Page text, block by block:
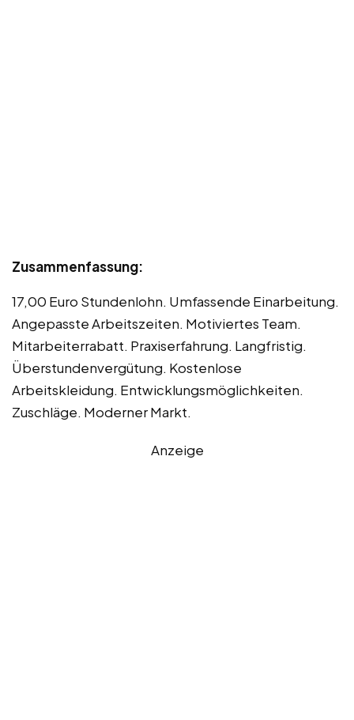
Zusammenfassung:
17,00 Euro Stundenlohn. Umfassende Einarbeitung.
Angepasste Arbeitszeiten. Motiviertes Team.
Mitarbeiterrabatt. Praxiserfahrung. Langfristig.
Überstundenvergütung. Kostenlose
Arbeitskleidung. Entwicklungsmöglichkeiten.
Zuschläge. Moderner Markt.
Anzeige